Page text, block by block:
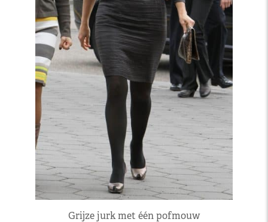
Grijze jurk met één pofmouw